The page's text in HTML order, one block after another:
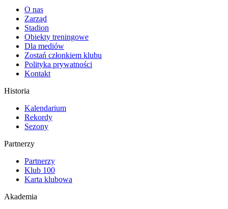
O nas
Zarząd
Stadion
Obiekty treningowe
Dla mediów
Zostań członkiem klubu
Polityka prywatności
Kontakt
Historia
Kalendarium
Rekordy
Sezony
Partnerzy
Partnerzy
Klub 100
Karta klubowa
Akademia